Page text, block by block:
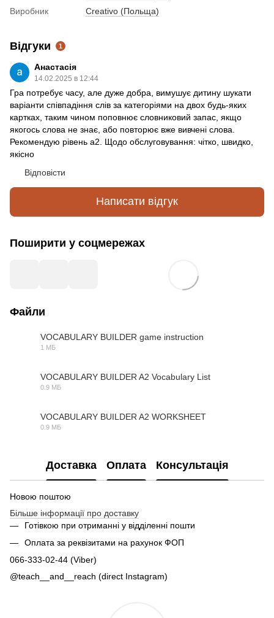
Виробник
Creativo (Польща)
Відгуки 1
Анастасія
14.02.2025 в 12:44
Гра потребує часу, але дуже добра, вимушує дитину шукати
варіанти співпадіння слів за категоріями на двох будь-яких
картках, таким чином поповнює словниковий запас, якщо
якогось слова не знає, або повторює вже вивчені слова.
Рекомендую рівень а2. Щодо обслуговування: чітко, швидко,
якісно
Відповісти
Написати відгук
Поширити у соцмережах
Файли
VOCABULARY BUILDER game instruction
1 МБ
VOCABULARY BUILDER A2 Vocabulary List
0.9 МБ
VOCABULARY BUILDER A2 WORKSHEET
0.9 МБ
Доставка Оплата Консультація
Новою поштою
Більше інформації про доставку
Готівкою при отриманні у відділенні пошти
Оплата за реквізитами на рахунок ФОП
066-333-02-44 (Viber)
@teach__and__reach (direct Instagram)